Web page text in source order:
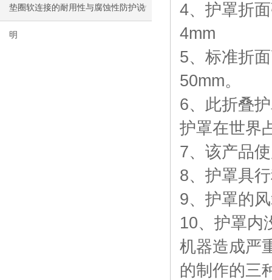
垫圈软连接的耐用性与腐蚀性防护说
明
4、护罩折
4mm
5、标准折
50mm。
6、此折叠
护罩在世界
7、该产品
8、护罩具
9、护罩的
10、护罩内
机器造成严
的制作的三